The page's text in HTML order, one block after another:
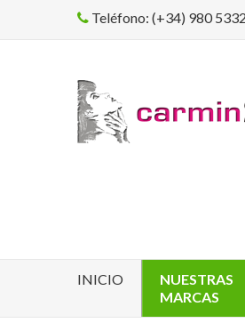
Teléfono: (+34) 980
INICIO
NUESTRAS
MARCAS